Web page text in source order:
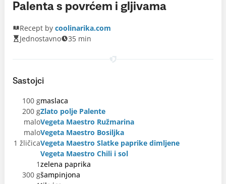
Palenta s povrćem i gljivama
Recept by coolinarika.com
Jednostavno
35 min
Sastojci
100 gmaslaca
200 gZlato polje Palente
maloVegeta Maestro Ružmarina
maloVegeta Maestro Bosiljka
1 žličicaVegeta Maestro Slatke paprike dimljene
Vegeta Maestro Chili i sol
1zelena paprika
300 gšampinjona